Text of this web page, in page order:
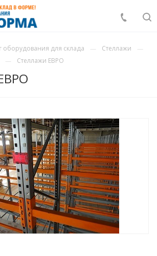
оборудования для склада
Стеллажи
Стеллажи ЕВРО